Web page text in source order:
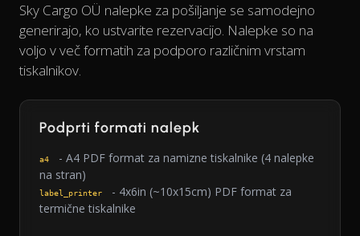
Sky Cargo OÜ nalepke za pošiljanje se samodejno
generirajo, ko ustvarite rezervacijo. Nalepke so na
voljo v več formatih za podporo različnim vrstam
tiskalnikov.
Podprti formati nalepk
a4
- A4 PDF format za namizne tiskalnike (4 nalepke
na stran)
label_printer
- 4x6in (~10x15cm) PDF format za
termične tiskalnike